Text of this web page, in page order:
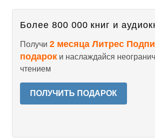
Более 800 000 книг и
Получи 2 месяца Литрес
подарок и наслаждайся
чтением
ПОЛУЧИТЬ ПОДАРОК